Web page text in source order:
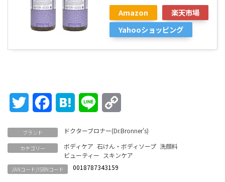
Amazon
楽天市場
Yahooショッピング
Twitter FacebookHatena Line
ブランド ドクターブロナー(Dr.Bronner's)
カテゴリー ボディケア 石けん・ボディソープ 洗顔料
ビューティー スキンケア
JANコード/ISBNコード 0018787343159